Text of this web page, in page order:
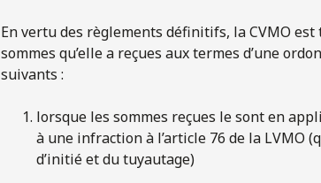
En vertu des règlements définitifs, la CVMO
sommes qu’elle a reçues aux termes d’une
suivants :
lorsque les sommes reçues le sont en
à une infraction à l’article 76 de la
d’initié et du tuyautage)